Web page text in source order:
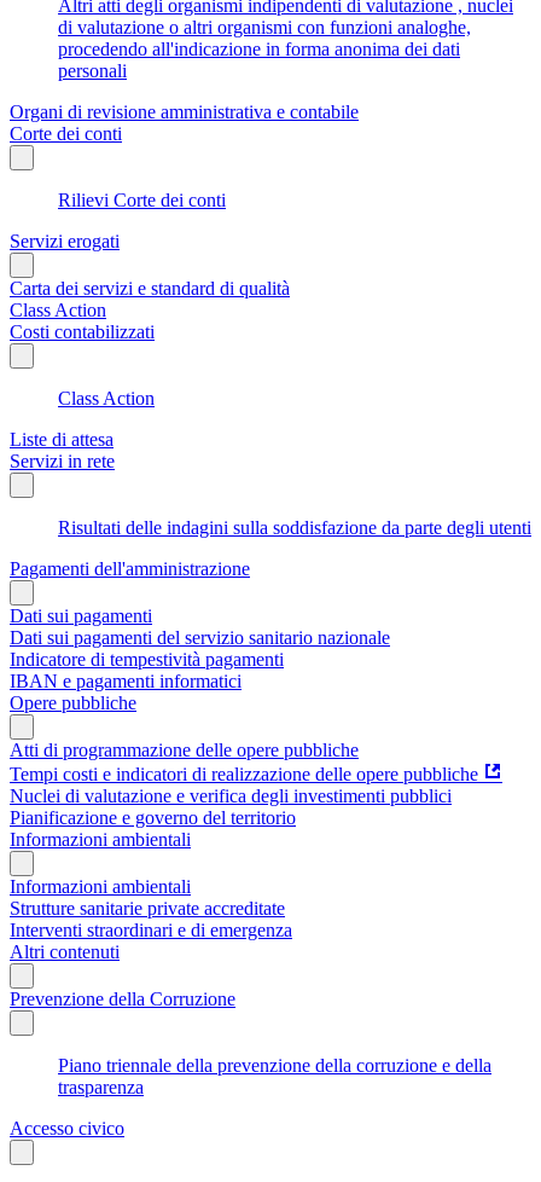
Altri atti degli organismi indipendenti di valutazione , nuclei
di valutazione o altri organismi con funzioni analoghe,
procedendo all'indicazione in forma anonima dei dati
personali
Organi di revisione amministrativa e contabile
Corte dei conti
Rilievi Corte dei conti
Servizi erogati
Carta dei servizi e standard di qualità
Class Action
Costi contabilizzati
Class Action
Liste di attesa
Servizi in rete
Risultati delle indagini sulla soddisfazione da parte degli utenti
Pagamenti dell'amministrazione
Dati sui pagamenti
Dati sui pagamenti del servizio sanitario nazionale
Indicatore di tempestività pagamenti
IBAN e pagamenti informatici
Opere pubbliche
Atti di programmazione delle opere pubbliche
Tempi costi e indicatori di realizzazione delle opere pubbliche
Nuclei di valutazione e verifica degli investimenti pubblici
Pianificazione e governo del territorio
Informazioni ambientali
Informazioni ambientali
Strutture sanitarie private accreditate
Interventi straordinari e di emergenza
Altri contenuti
Prevenzione della Corruzione
Piano triennale della prevenzione della corruzione e della
trasparenza
Accesso civico